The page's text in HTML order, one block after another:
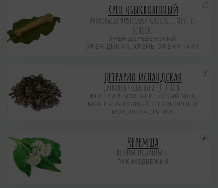
Хрен обыкновенный
Armoracia rusticana Gaertn., Меу. et
Scherb.
ХРЕН ДЕРЕВЕНСКИЙ
ХРЕН ДИКИЙ, ХРЕНЬ, ХРЕНИЧНИК
Цетрария исландская
Cetraria islandica (L.) Ach.
ЖЕСТКИЙ МОХ, БЕРЕЗОВЫЙ МОХ,
МОХ РЯБЧИКОВЫЙ, СУХОБОРНЫЙ
МОХ, ЛОПАСТЯНКА
Черемша
Allium ursinum L.
ЛУК МЕДВЕЖИЙ